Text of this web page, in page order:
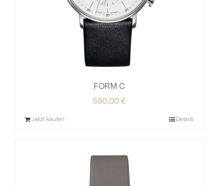
FORM C
590,00 €
Jetzt kaufen Details